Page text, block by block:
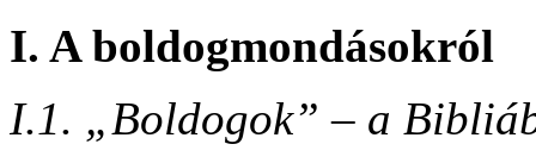
I. A boldogmondásokról
I.1. „Boldogok” – a